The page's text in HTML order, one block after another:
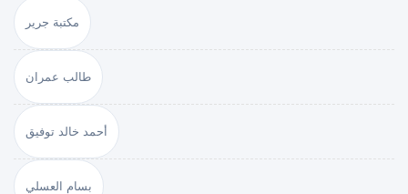
مكتبة جرير
طالب عمران
أحمد خالد توفيق
بسام العسلي